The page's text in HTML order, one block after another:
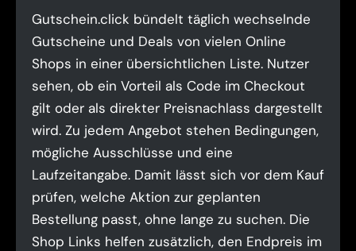
Gutschein.click bündelt täglich wechselnde
Gutscheine und Deals von vielen Online
Shops in einer übersichtlichen Liste. Nutzer
sehen, ob ein Vorteil als Code im Checkout
gilt oder als direkter Preisnachlass dargestellt
wird. Zu jedem Angebot stehen Bedingungen,
mögliche Ausschlüsse und eine
Laufzeitangabe. Damit lässt sich vor dem Kauf
prüfen, welche Aktion zur geplanten
Bestellung passt, ohne lange zu suchen. Die
Shop Links helfen zusätzlich, den Endpreis im